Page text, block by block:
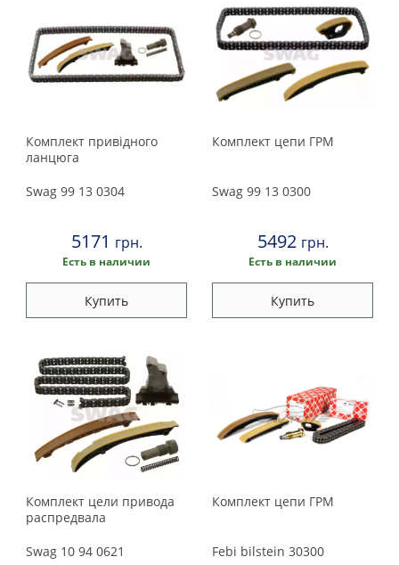
Комплект привідного
ланцюга
Swag 99 13 0304
5171 грн.
Есть в наличии
Купить
Комплект цепи ГРМ
Swag 99 13 0300
5492 грн.
Есть в наличии
Купить
Комплект цели привода
распредвала
Swag 10 94 0621
Комплект цепи ГРМ
Febi bilstein 30300